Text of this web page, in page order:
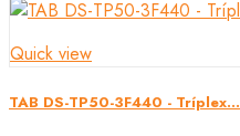
Quick view
TAB DS-TP50-3F440 - Tríplex...